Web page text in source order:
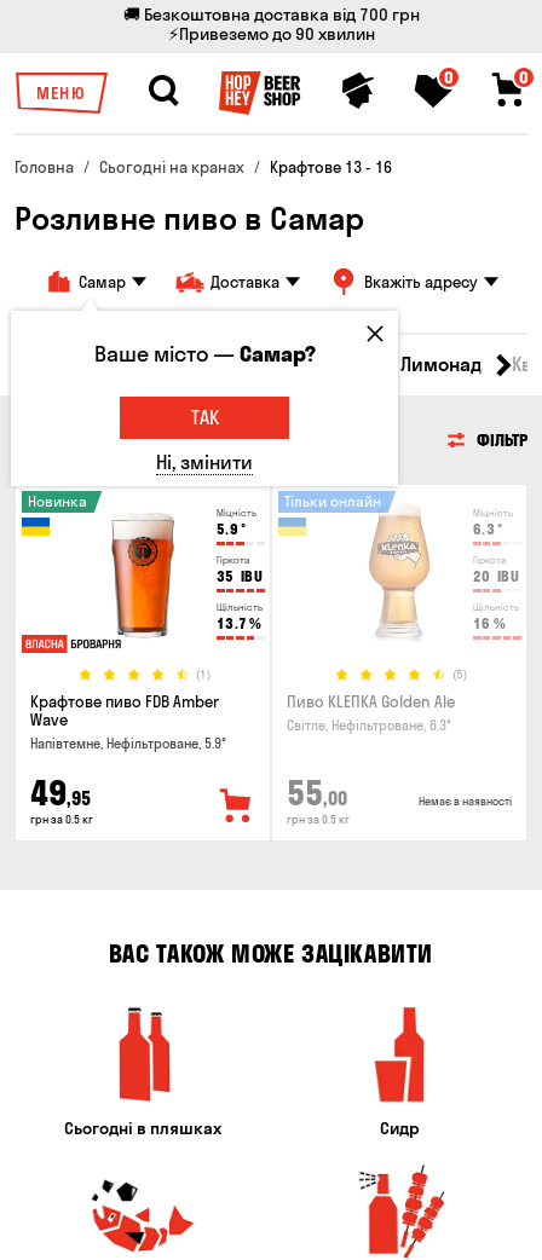
🚚 Безкоштовна доставка від 700 грн
⚡Привеземо до 90 хвилин
МЕНЮ
0 0
Головна Сьогодні на кранах Крафтове 13 - 16
Розливне пиво в Самар
Самар Доставка Вкажіть адресу
Всі товари Пиво Сидр Лимонад
ФІЛЬТР
Міцність
5.9 °
Гіркота
35 IBU
Щільність
13.7 %
(1)
Новинка
Крафтове пиво FDB Amber
Wave
Напівтемне, Нефільтроване, 5.9°
49,95
грн за 0.5 кг
Міцність
6.3 °
Гіркота
20 IBU
Щільність
16 %
(5)
Тільки онлайн
Пиво KLEПКА Golden Ale
Світле, Нефільтроване, 6.3°
55,00
грн за 0.5 кг
Немає в наявності
ВАС ТАКОЖ МОЖЕ ЗАЦІКАВИТИ
Сьогодні в пляшках Сидр
Ваше місто —Самар?
ТАК
Ні, змінити